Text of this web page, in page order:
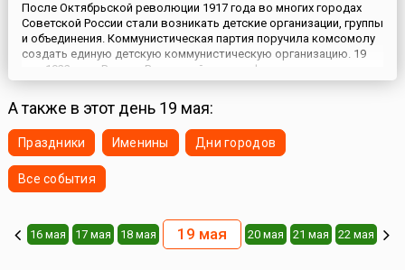
После Октябрьской революции 1917 года во многих городах
Советской России стали возникать детские организации, группы
и объединения. Коммунистическая партия поручила комсомолу
создать единую детскую коммунистическую организацию. 19
мая 1922 года Вторая Всероссийская конференция комсомола
приняла решение о повсеместном создании пионерских
отрядов. В октябре того же года 5-й Всероссийский съезд Р...
А также в этот день 19 мая:
Праздники Именины Дни городов
Все события
16 мая 17 мая 18 мая 19 мая 20 мая 21 мая 22 мая